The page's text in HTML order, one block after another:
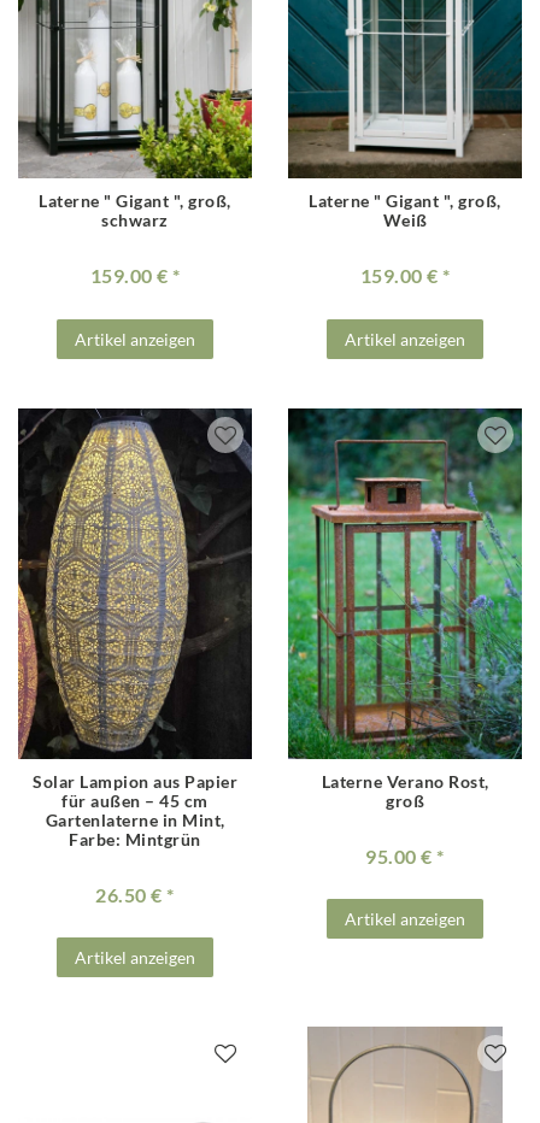
Laterne " Gigant ", groß,
schwarz
159.00 €
Artikel anzeigen
Laterne " Gigant ", groß,
Weiß
159.00 €
Artikel anzeigen
Solar Lampion aus Papier
für außen – 45 cm
Gartenlaterne in Mint,
Farbe: Mintgrün
26.50 €
Artikel anzeigen
Laterne Verano Rost,
groß
95.00 €
Artikel anzeigen